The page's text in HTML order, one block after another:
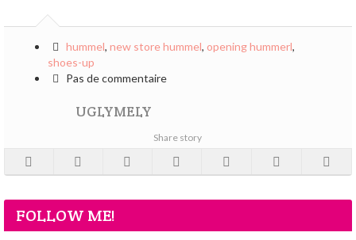
hummel, new store hummel, opening hummerl,
shoes-up
Pas de commentaire
UGLYMELY
Share story
FOLLOW ME!